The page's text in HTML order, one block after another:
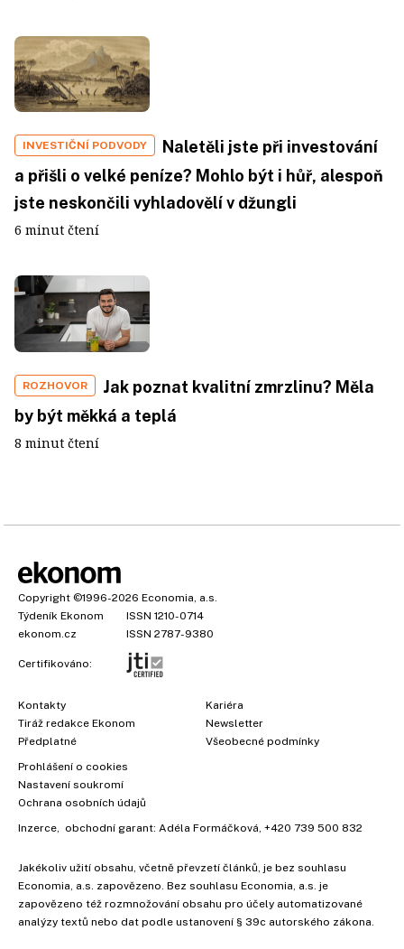
INVESTIČNÍ PODVODY
Naletěli jste při investování
a přišli o velké peníze? Mohlo být i hůř, alespoň
jste neskončili vyhladovělí v džungli
6 minut čtení
ROZHOVOR
Jak poznat kvalitní zmrzlinu? Měla
by být měkká a teplá
8 minut čtení
Copyright ©1996-2026 Economia, a.s.
Týdeník Ekonom
ISSN 1210-0714
ekonom.cz
ISSN 2787-9380
Certifikováno:
Kontakty
Tiráž redakce Ekonom
Předplatné
Kariéra
Newsletter
Všeobecné podmínky
Prohlášení o cookies
Nastavení soukromí
Ochrana osobních údajů
Inzerce , obchodní garant: Adéla Formáčková +420 739 500 832
Jakékoliv užití obsahu, včetně převzetí článků, je bez souhlasu
Economia, a.s. zapovězeno. Bez souhlasu Economia, a.s. je
zapovězeno též rozmnožování obsahu pro účely automatizované
analýzy textů nebo dat podle ustanovení § 39c autorského zákona.